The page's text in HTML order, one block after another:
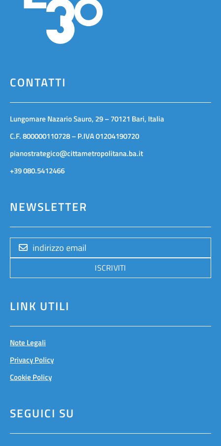
CONTATTI
Lungomare Nazario Sauro, 29 – 70121 Bari, Italia
C.F. 800000110728 – P.IVA 01204190720
pianostrategico@cittametropolitana.ba.it
+39 080.5412466
NEWSLETTER
ISCRIVITI
LINK UTILI
Note Legali
Privacy Policy
Cookie Policy
SEGUICI SU